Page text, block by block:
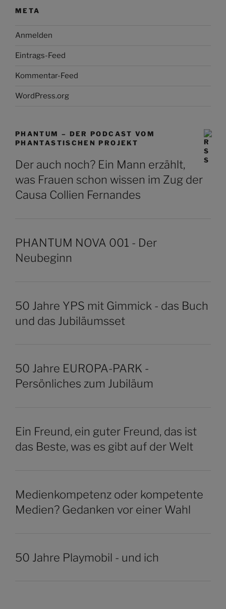
META
Anmelden
Eintrags-Feed
Kommentar-Feed
WordPress.org
PHANTUM – DER PODCAST VOM
PHANTASTISCHEN PROJEKT
Der auch noch? Ein Mann erzählt,
was Frauen schon wissen im Zug der
Causa Collien Fernandes
PHANTUM NOVA 001 - Der
Neubeginn
50 Jahre YPS mit Gimmick - das Buch
und das Jubiläumsset
50 Jahre EUROPA-PARK -
Persönliches zum Jubiläum
Ein Freund, ein guter Freund, das ist
das Beste, was es gibt auf der Welt
Medienkompetenz oder kompetente
Medien? Gedanken vor einer Wahl
50 Jahre Playmobil - und ich